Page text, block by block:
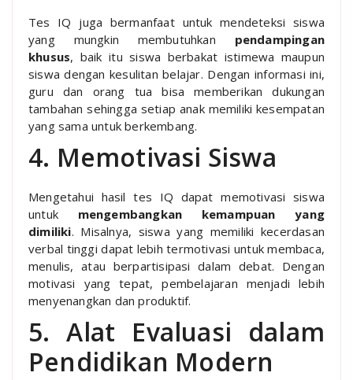
Tes IQ juga bermanfaat untuk mendeteksi siswa
yang mungkin membutuhkan pendampingan
khusus, baik itu siswa berbakat istimewa maupun
siswa dengan kesulitan belajar. Dengan informasi ini,
guru dan orang tua bisa memberikan dukungan
tambahan sehingga setiap anak memiliki kesempatan
yang sama untuk berkembang.
4. Memotivasi Siswa
Mengetahui hasil tes IQ dapat memotivasi siswa
untuk mengembangkan kemampuan yang
dimiliki. Misalnya, siswa yang memiliki kecerdasan
verbal tinggi dapat lebih termotivasi untuk membaca,
menulis, atau berpartisipasi dalam debat. Dengan
motivasi yang tepat, pembelajaran menjadi lebih
menyenangkan dan produktif.
5. Alat Evaluasi dalam
Pendidikan Modern